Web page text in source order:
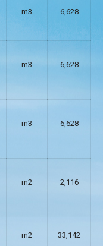
m3 6,628
m3 6,628
m3 6,628
m2 2,116
m2 33,142